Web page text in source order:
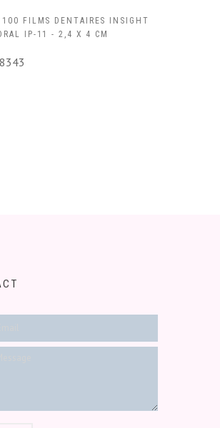
100 FILMS DENTAIRES INSIGHT
IP-11 - 2,4 X 4 CM